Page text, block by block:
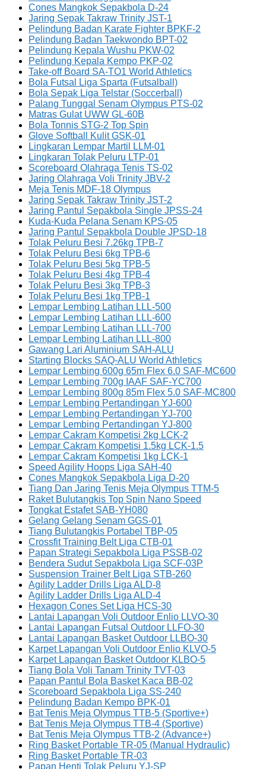
Cones Mangkok Sepakbola D-24
Jaring Sepak Takraw Trinity JST-1
Pelindung Badan Karate Fighter BPKF-2
Pelindung Badan Taekwondo BPT-02
Pelindung Kepala Wushu PKW-02
Pelindung Kepala Kempo PKP-02
Take-off Board SA-TO1 World Athletics
Bola Futsal Liga Sparta (Futsalball)
Bola Sepak Liga Telstar (Soccerball)
Palang Tunggal Senam Olympus PTS-02
Matras Gulat UWW GL-60B
Bola Tonnis STG-2 Top Spin
Glove Softball Kulit GSK-01
Lingkaran Lempar Martil LLM-01
Lingkaran Tolak Peluru LTP-01
Scoreboard Olahraga Tenis TS-02
Jaring Olahraga Voli Trinity JBV-2
Meja Tenis MDF-18 Olympus
Jaring Sepak Takraw Trinity JST-2
Jaring Pantul Sepakbola Single JPSS-24
Kuda-Kuda Pelana Senam KPS-05
Jaring Pantul Sepakbola Double JPSD-18
Tolak Peluru Besi 7.26kg TPB-7
Tolak Peluru Besi 6kg TPB-6
Tolak Peluru Besi 5kg TPB-5
Tolak Peluru Besi 4kg TPB-4
Tolak Peluru Besi 3kg TPB-3
Tolak Peluru Besi 1kg TPB-1
Lempar Lembing Latihan LLL-500
Lempar Lembing Latihan LLL-600
Lempar Lembing Latihan LLL-700
Lempar Lembing Latihan LLL-800
Gawang Lari Aluminium SAH-ALU
Starting Blocks SAQ-ALU World Athletics
Lempar Lembing 600g 65m Flex 6.0 SAF-MC600
Lempar Lembing 700g IAAF SAF-YC700
Lempar Lembing 800g 85m Flex 5.0 SAF-MC800
Lempar Lembing Pertandingan YJ-600
Lempar Lembing Pertandingan YJ-700
Lempar Lembing Pertandingan YJ-800
Lempar Cakram Kompetisi 2kg LCK-2
Lempar Cakram Kompetisi 1.5kg LCK-1.5
Lempar Cakram Kompetisi 1kg LCK-1
Speed Agility Hoops Liga SAH-40
Cones Mangkok Sepakbola Liga D-20
Tiang Dan Jaring Tenis Meja Olympus TTM-5
Raket Bulutangkis Top Spin Nano Speed
Tongkat Estafet SAB-YH080
Gelang Gelang Senam GGS-01
Tiang Bulutangkis Portabel TBP-05
Crossfit Training Belt Liga CTB-01
Papan Strategi Sepakbola Liga PSSB-02
Bendera Sudut Sepakbola Liga SCF-03P
Suspension Trainer Belt Liga STB-260
Agility Ladder Drills Liga ALD-8
Agility Ladder Drills Liga ALD-4
Hexagon Cones Set Liga HCS-30
Lantai Lapangan Voli Outdoor Enlio LLVO-30
Lantai Lapangan Futsal Outdoor LLFO-30
Lantai Lapangan Basket Outdoor LLBO-30
Karpet Lapangan Voli Outdoor Enlio KLVO-5
Karpet Lapangan Basket Outdoor KLBO-5
Tiang Bola Voli Tanam Trinity TVT-03
Papan Pantul Bola Basket Kaca BB-02
Scoreboard Sepakbola Liga SS-240
Pelindung Badan Kempo BPK-01
Bat Tenis Meja Olympus TTB-5 (Sportive+)
Bat Tenis Meja Olympus TTB-4 (Sportive)
Bat Tenis Meja Olympus TTB-2 (Advance+)
Ring Basket Portable TR-05 (Manual Hydraulic)
Ring Basket Portable TR-03
Papan Henti Tolak Peluru YJ-SP